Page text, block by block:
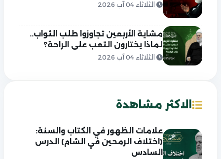
الثلاثاء 04 آب 2026
مشاية الأربعين تجاوزوا طلب الثواب..
لماذا يختارون التعب على الراحة؟
الثلاثاء 04 آب 2026
الاكثر مشاهدة
علامات الظهور في الكتاب والسنة:
(اختلاف الرمحين في الشام) الدرس
السادس